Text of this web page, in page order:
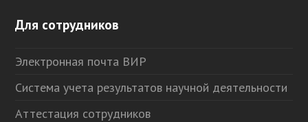
Для сотрудников
Электронная почта ВИР
Система учета результатов научной деятельности
Аттестация сотрудников